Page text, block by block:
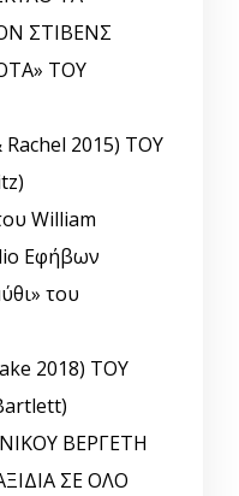
ΣΤΙΒΕΝΣ
ΤΟΥ
Rachel 2015) ΤΟΥ
William
Εφήβων
του
2018) ΤΟΥ
ΒΕΡΓΕΤΗ
ΣΕ ΟΛΟ